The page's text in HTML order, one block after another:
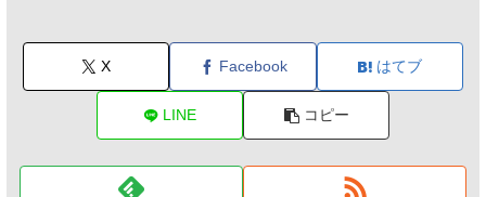
X Facebook はてブ
LINE コピー